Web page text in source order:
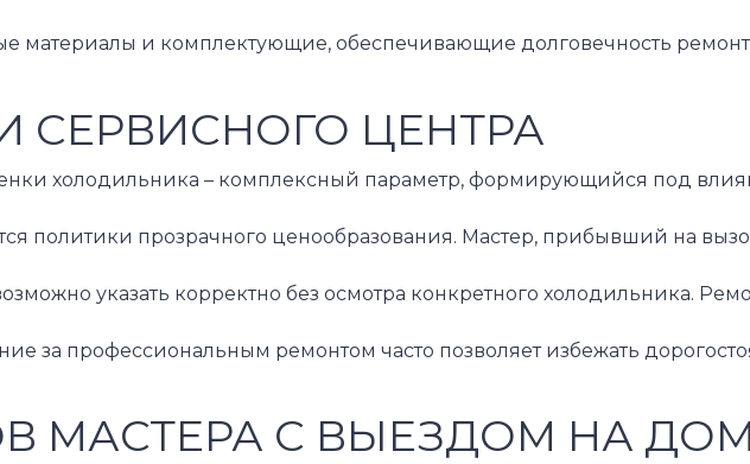
материалы и комплектующие, обеспечивающие долговечность
СЕРВИСНОГО ЦЕНТРА
холодильника – комплексный параметр, формирующийся под
политики прозрачного ценообразования. Мастер, прибывший на
указать корректно без осмотра конкретного холодильника.
за профессиональным ремонтом часто позволяет избежать
МАСТЕРА С ВЫЕЗДОМ НА